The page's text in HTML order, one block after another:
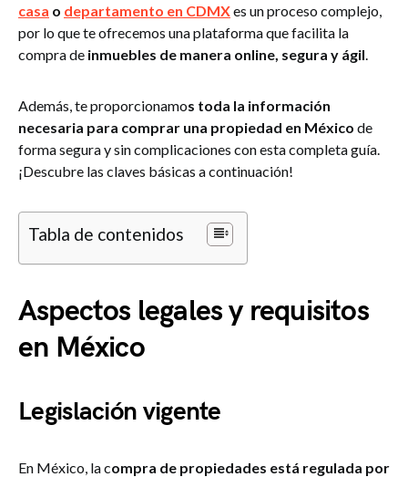
casa o departamento en CDMXes un proceso complejo,
por lo que te ofrecemos una plataforma que facilita la
compra de inmuebles de manera online, segura y ágil.
Además, te proporcionamos toda la información
necesaria para comprar una propiedad en México de
forma segura y sin complicaciones con esta completa guía.
¡Descubre las claves básicas a continuación!
Tabla de contenidos
Aspectos legales y requisitos
en México
Legislación vigente
En México, la compra de propiedades está regulada por